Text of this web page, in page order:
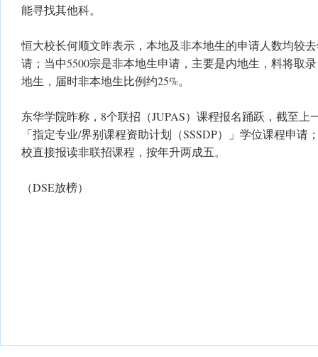
能寻找其他科。
恒大校长何顺文昨表示，本地及非本地生的申请人数均较
请；当中5500宗是非本地生申请，主要是内地生，料将取
地生，届时非本地生比例约25%。
东华学院昨称，8个联招（JUPAS）课程报名踊跃，截至上
「指定专业/界别课程资助计划（SSSDP）」学位课程申请
校直接报读非联招课程，按年升两成五。
（DSE放榜）